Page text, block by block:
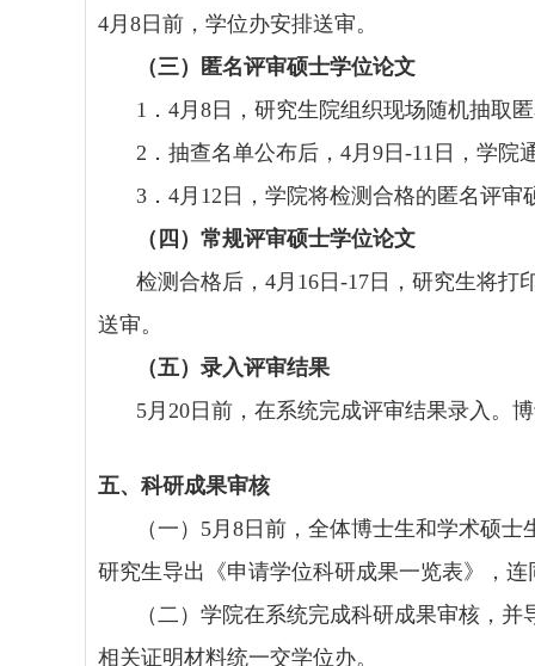
4月 8 日前，学位办安排送审。
（三）匿名评审硕士学位论文
1 ． 4月 8日，研究生院组织现场随机抽取
2 ．抽查名单公布后， 4月 9日 -11 日，学院
3． 4月 12 日，学院将检测合格的匿名评审
（四）常规评审硕士学位论文
检测合格后， 4月 16日 -17日，研究生将打
送审。
（五）录入评审结果
5月 20日前，在系统完成评审结果录入。
五、科研成果审核
（一） 5月 8日前，全体博士生和学术硕士
研究生导出《申请学位科研成果一览表》，
（二）学院在系统完成科研成果审核，
相关证明材料统一交学位办。